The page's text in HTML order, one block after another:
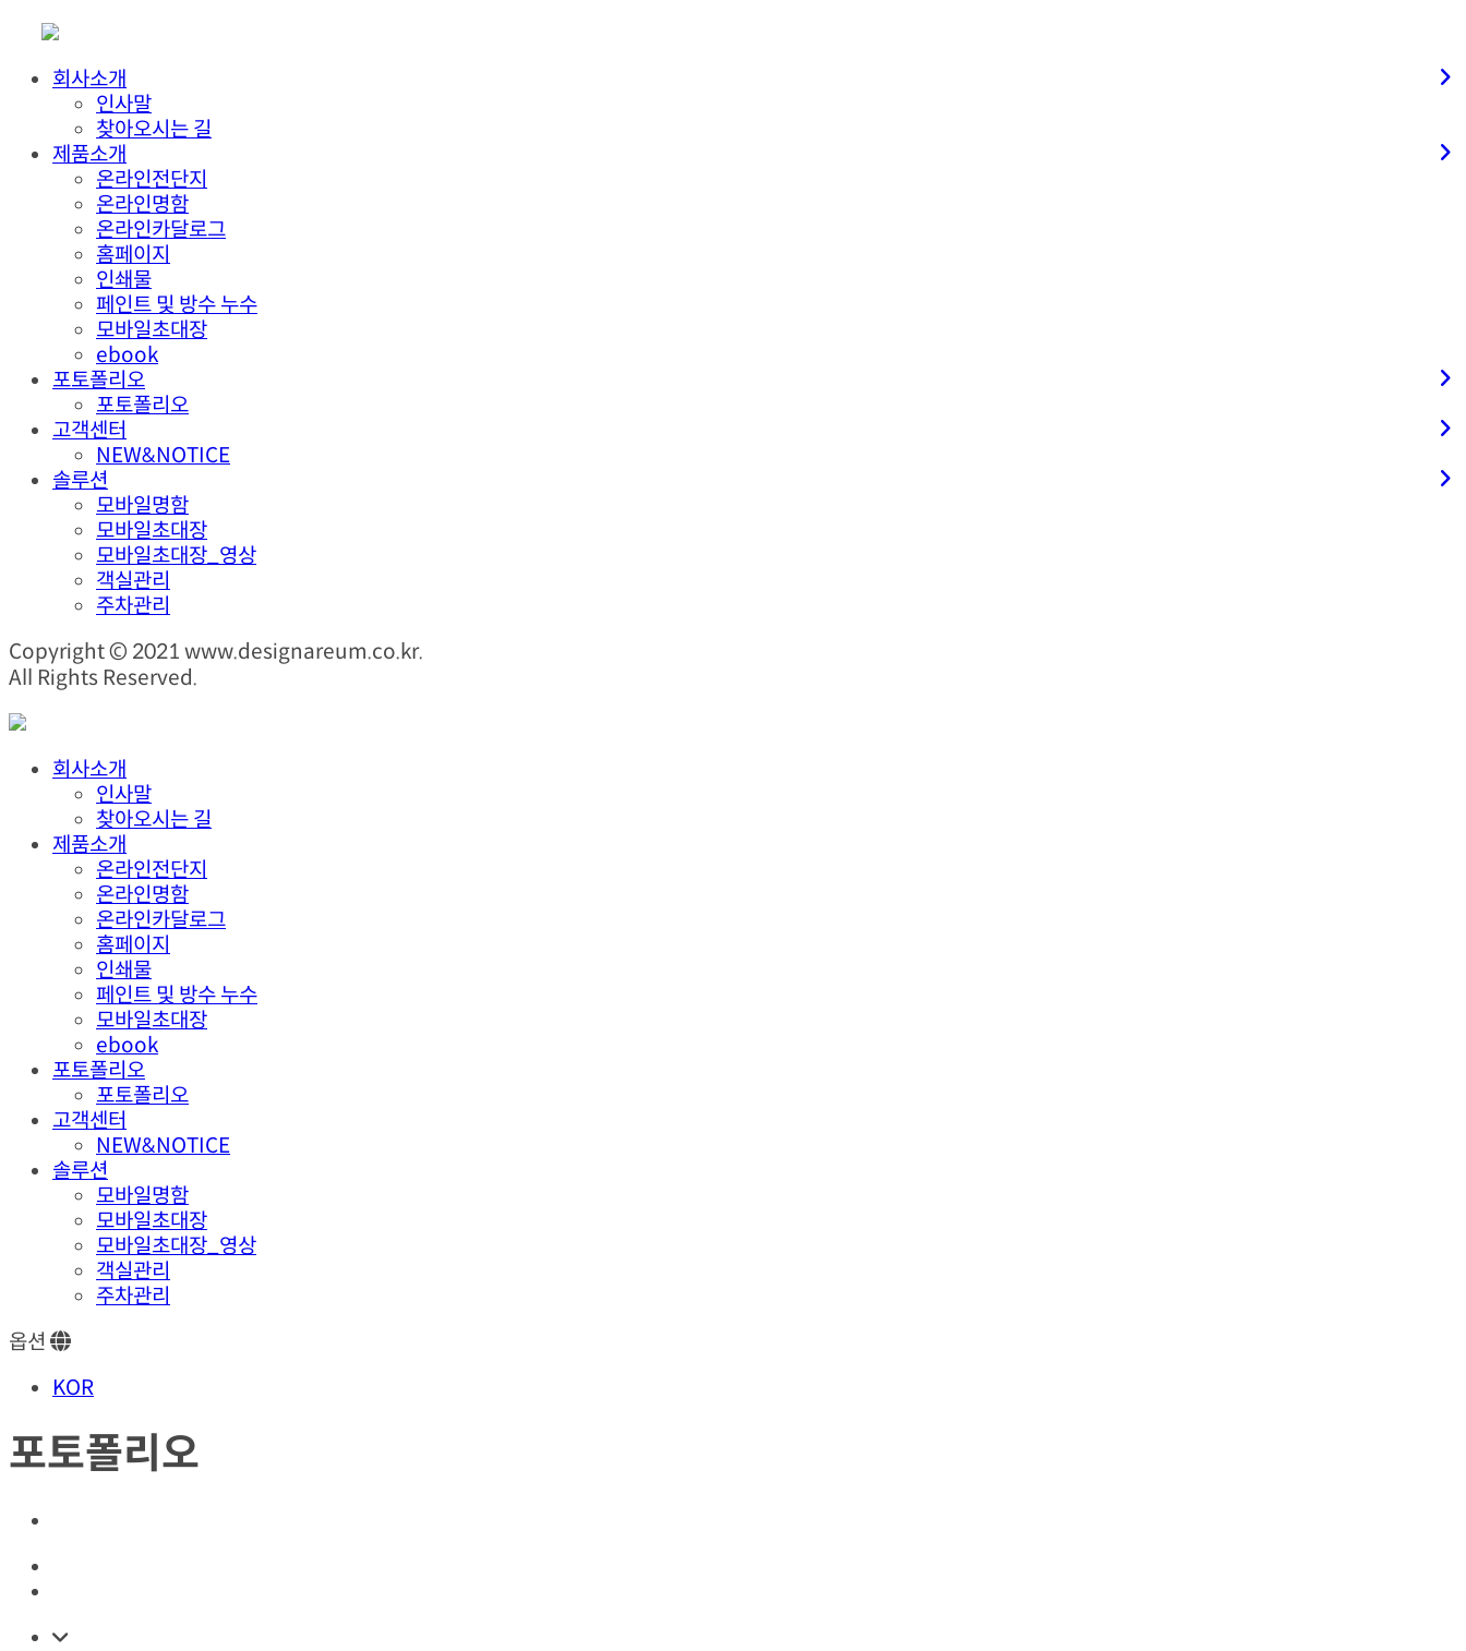
회사소개
인사말
찾아오시는 길
제품소개
온라인전단지
온라인명함
온라인카달로그
홈페이지
인쇄물
페인트 및 방수 누수
모바일초대장
ebook
포토폴리오
포토폴리오
고객센터
NEW&NOTICE
솔루션
모바일명함
모바일초대장
모바일초대장_영상
객실관리
주차관리
Copyright © 2021 www.designareum.co.kr.
All Rights Reserved.
회사소개
인사말
찾아오시는 길
제품소개
온라인전단지
온라인명함
온라인카달로그
홈페이지
인쇄물
페인트 및 방수 누수
모바일초대장
ebook
포토폴리오
포토폴리오
고객센터
NEW&NOTICE
솔루션
모바일명함
모바일초대장
모바일초대장_영상
객실관리
주차관리
옵션
KOR
포토폴리오